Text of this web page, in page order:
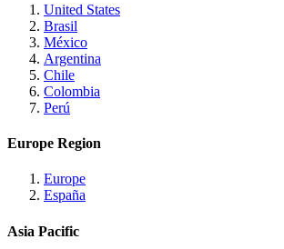
United States
Brasil
México
Argentina
Chile
Colombia
Perú
Europe Region
Europe
España
Asia Pacific